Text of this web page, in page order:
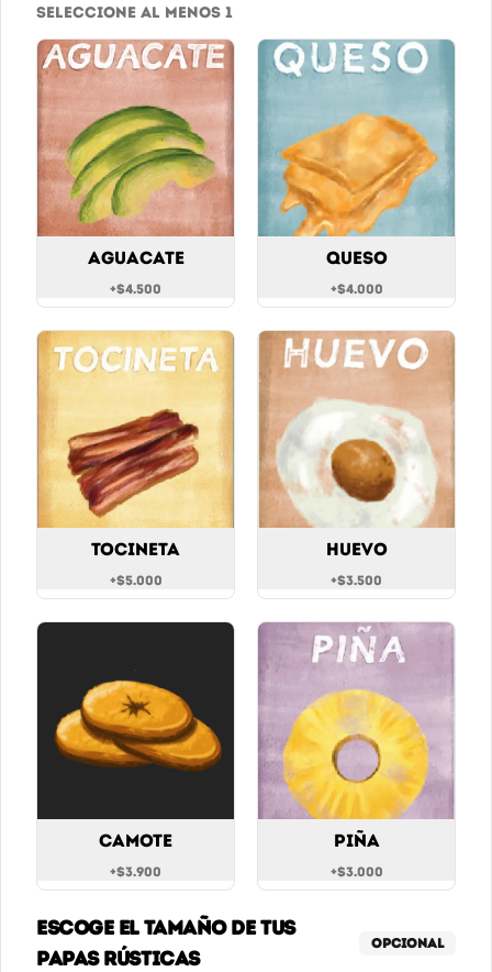
Jugos Surtidos
GuanaMora, Mango & Maracuyá
o Piña & Hierbabuena.
$10.900
AGUAS Y GASEOSAS
Agua con Gas
Agua Manantial con gas 300 ml
Agua sin gas
Agua manantial sin gas 300 ml
$6.900
Coca Cola Original
Coca cola original 400ml
$6.900
Coca cola sin azúcar 400ml
Seleccione al menos 1
Aguacate
+$4.500
Queso
+$4.000
Tocineta
+$5.000
Huevo
+$3.500
Camote
+$3.900
Piña
+$3.000
Escoge el tamaño de tus
papas Rústicas
Opcional